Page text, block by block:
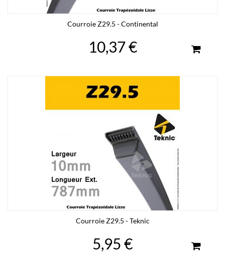
Courroie Z29.5 - Continental
10,37 €
Courroie Z29.5 - Teknic
5,95 €